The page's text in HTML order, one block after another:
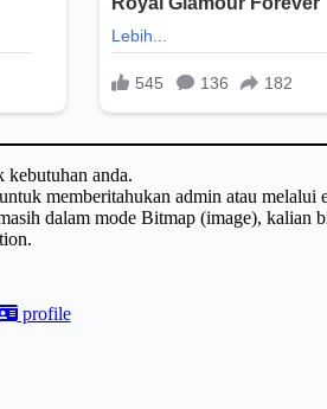
anda.
memberitahukan admin atau melalui
dalam mode Bitmap (image), kalian
profile